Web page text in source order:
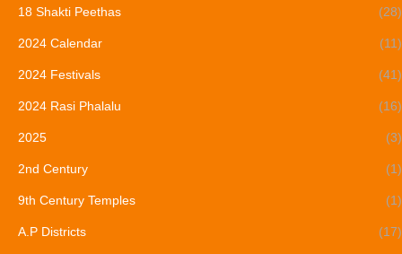
18 Shakti Peethas (28)
2024 Calendar (11)
2024 Festivals (41)
2024 Rasi Phalalu (16)
2025 (3)
2nd Century (1)
9th Century Temples (1)
A.P Districts (17)